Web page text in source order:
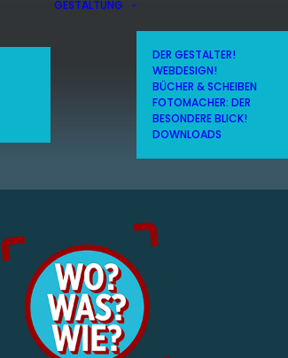
GESTALTUNG
DER GESTALTER!
WEBDESIGN!
BÜCHER & SCHEIBEN
FOTOMACHER: DER
BESONDERE BLICK!
DOWNLOADS